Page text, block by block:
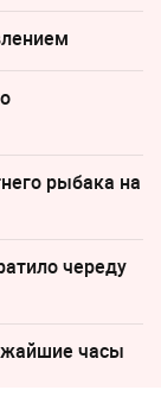
рыбака на
череду
часы